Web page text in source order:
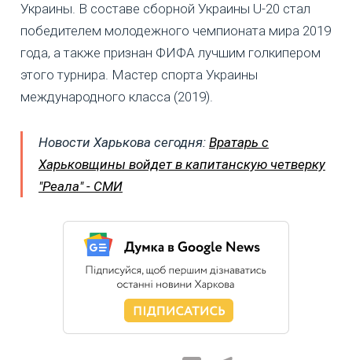
Украины. В составе сборной Украины U-20 стал
победителем молодежного чемпионата мира 2019
года, а также признан ФИФА лучшим голкипером
этого турнира. Мастер спорта Украины
международного класса (2019).
Новости Харькова сегодня: Вратарь с
Харьковщины войдет в капитанскую четверку
"Реала" - СМИ